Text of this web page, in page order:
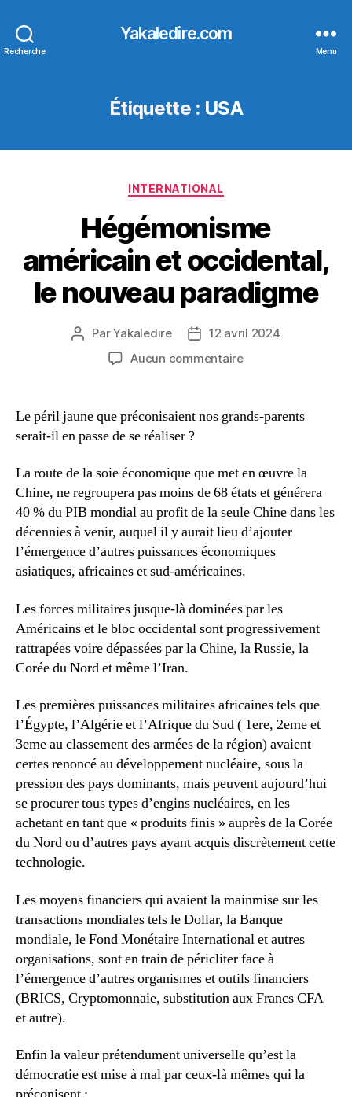
Recherche
Yakaledire.com
Menu
Étiquette : USA
Catégories
INTERNATIONAL
Hégémonisme
américain et occidental,
le nouveau paradigme
Auteur
l’article
ParYakaledire
Date12 avril 2024
Aucun commentairesur
et
occidental,
paradigme
Le péril jaune que préconisaient nos grands-parents
serait-il en passe de se réaliser ?
La route de la soie économique que met en œuvre la
Chine, ne regroupera pas moins de 68 états et générera
40 % du PIB mondial au profit de la seule Chine dans les
décennies à venir, auquel il y aurait lieu d’ajouter
l’émergence d’autres puissances économiques
asiatiques, africaines et sud-américaines.
Les forces militaires jusque-là dominées par les
Américains et le bloc occidental sont progressivement
rattrapées voire dépassées par la Chine, la Russie, la
Corée du Nord et même l’Iran.
Les premières puissances militaires africaines tels que
l’Égypte, l’Algérie et l’Afrique du Sud ( 1ere, 2eme et
3eme au classement des armées de la région) avaient
certes renoncé au développement nucléaire, sous la
pression des pays dominants, mais peuvent aujourd’hui
se procurer tous types d’engins nucléaires, en les
achetant en tant que « produits finis » auprès de la Corée
du Nord ou d’autres pays ayant acquis discrètement cette
technologie.
Les moyens financiers qui avaient la mainmise sur les
transactions mondiales tels le Dollar, la Banque
mondiale, le Fond Monétaire International et autres
organisations, sont en train de péricliter face à
l’émergence d’autres organismes et outils financiers
(BRICS, Cryptomonnaie, substitution aux Francs CFA
et autre).
Enfin la valeur prétendument universelle qu’est la
démocratie est mise à mal par ceux-là mêmes qui la